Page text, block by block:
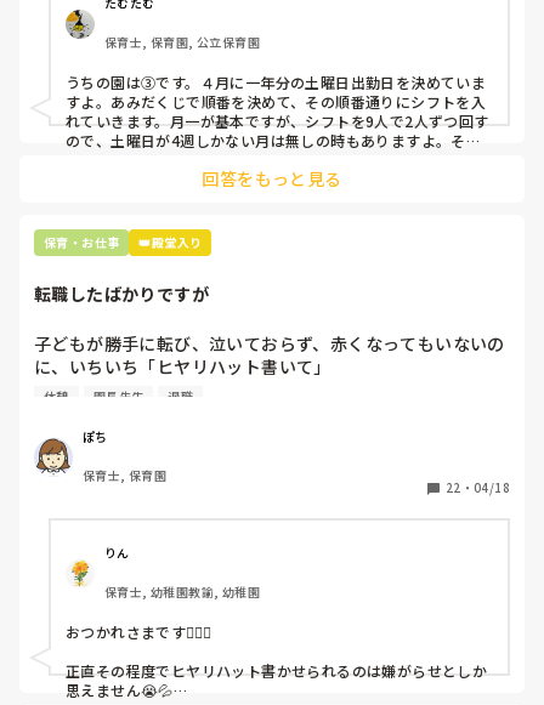
クアップしてもらう
③仮シフトが出た時、土曜出勤が難しければ自身で代わりの
人を交渉して見つけてもらう
上記のいずれかの対策を取り入れることを考えています。
保育士, 保育園, 公立保育園
うちの園は③です。４月に一年分の土曜日出勤日を決めていま
すよ。あみだくじで順番を決めて、その順番通りにシフトを入
れていきます。月一が基本ですが、シフトを9人で2人ずつ回す
ので、土曜日が4週しかない月は無しの時もありますよ。その
て貰い、主任に報告してます。
回答をもっと見る
保育・お仕事 👑殿堂入り
転職したばかりですが
子どもが勝手に転び、泣いておらず、赤くなってもいないの
に、いちいち「ヒヤリハット書いて」
と書かされ
（そう言う本人は書かない）
しかも、上司に↑この内容でも
ちゃんと考えて対策を練って書き込むようにと。
呼ばれて一緒に対策を考えさせられること多数
これだけで30〜40分拘束されて辛いです
皆さんの園はどうですか?
休憩 園長先生 退職
ぽち
保育士, 保育園
22 ・ 04/18
りん
保育士, 幼稚園教諭, 幼稚園
おつかれさまです🙇🏻‍♀️
正直その程度でヒヤリハット書かせられるのは嫌がらせとしか
思えません😭💦